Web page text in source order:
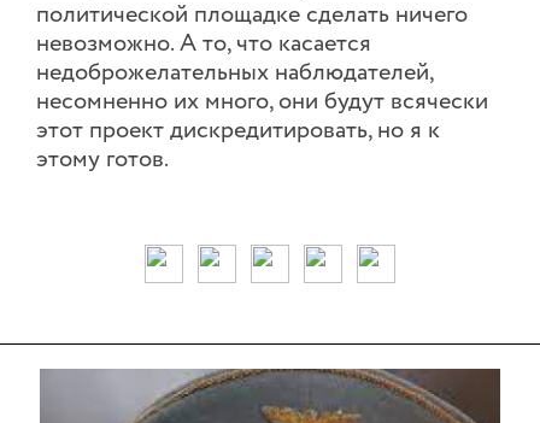
политической площадке сделать ничего
невозможно. А то, что касается
недоброжелательных наблюдателей,
несомненно их много, они будут всячески
этот проект дискредитировать, но я к
этому готов.